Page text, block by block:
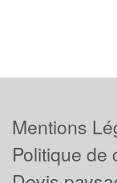
Mentions
Politique de